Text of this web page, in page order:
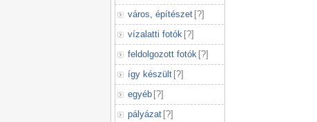
város, építészet [?]
vízalatti fotók [?]
feldolgozott fotók [?]
így készült [?]
egyéb [?]
pályázat [?]